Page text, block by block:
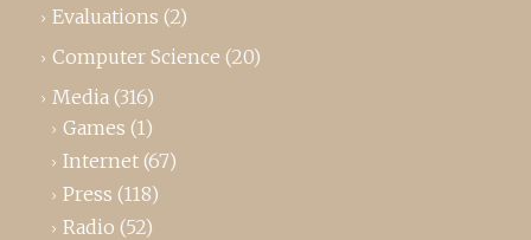
Evaluations (2)
Computer Science (20)
Media (316)
Games (1)
Internet (67)
Press (118)
Radio (52)